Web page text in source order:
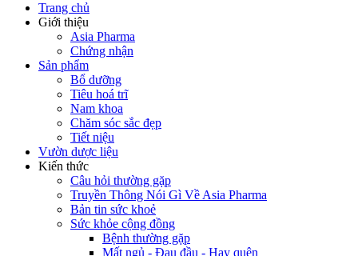
Trang chủ
Giới thiệu
Asia Pharma
Chứng nhận
Sản phẩm
Bổ dưỡng
Tiêu hoá trĩ
Nam khoa
Chăm sóc sắc đẹp
Tiết niệu
Vườn dược liệu
Kiến thức
Câu hỏi thường gặp
Truyền Thông Nói Gì Về Asia Pharma
Bản tin sức khoẻ
Sức khỏe cộng đồng
Bệnh thường gặp
Mất ngủ - Đau đầu - Hay quên